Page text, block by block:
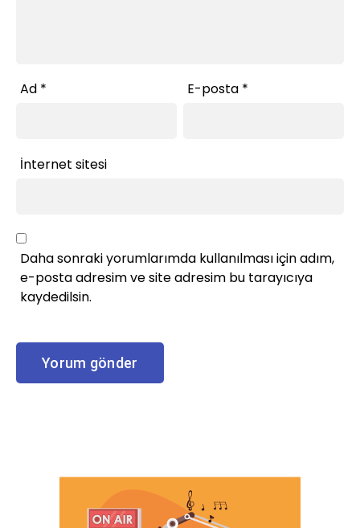
Ad * E-posta *
İnternet sitesi
Daha sonraki yorumlarımda kullanılması için adım,
e-posta adresim ve site adresim bu tarayıcıya
kaydedilsin.